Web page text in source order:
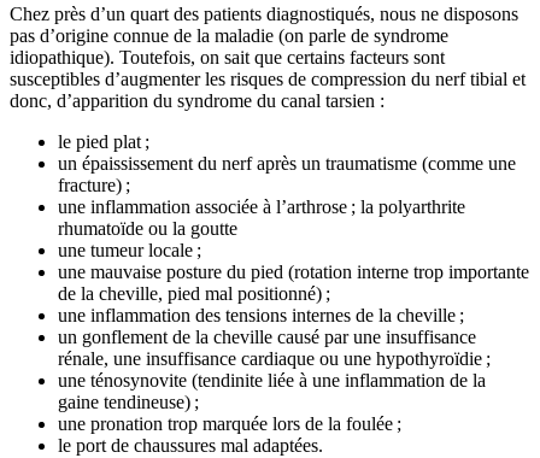
Chez près d’un quart des patients diagnostiqués, nous ne disposons
pas d’origine connue de la maladie (on parle de syndrome
idiopathique). Toutefois, on sait que certains facteurs sont
susceptibles d’augmenter les risques de compression du nerf tibial et
donc, d’apparition du syndrome du canal tarsien :
le pied plat ;
un épaississement du nerf après un traumatisme (comme une
fracture) ;
une inflammation associée à l’arthrose ; la polyarthrite
rhumatoïde ou la goutte
une tumeur locale ;
une mauvaise posture du pied (rotation interne trop importante
de la cheville, pied mal positionné) ;
une inflammation des tensions internes de la cheville ;
un gonflement de la cheville causé par une insuffisance
rénale, une insuffisance cardiaque ou une hypothyroïdie ;
une ténosynovite (tendinite liée à une inflammation de la
gaine tendineuse) ;
une pronation trop marquée lors de la foulée ;
le port de chaussures mal adaptées.